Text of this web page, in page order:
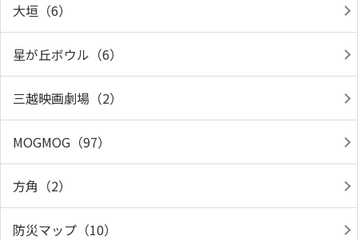
大垣（6）
星が丘ボウル（6）
三越映画劇場（2）
MOGMOG（97）
方角（2）
防災マップ（10）